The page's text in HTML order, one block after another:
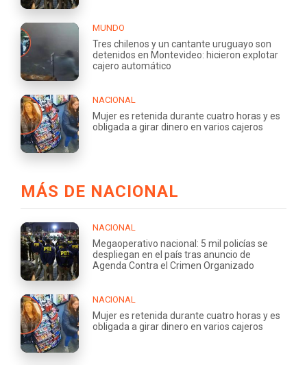
MUNDO
Tres chilenos y un cantante uruguayo son
detenidos en Montevideo: hicieron explotar
cajero automático
NACIONAL
Mujer es retenida durante cuatro horas y es
obligada a girar dinero en varios cajeros
MÁS DE NACIONAL
NACIONAL
Megaoperativo nacional: 5 mil policías se
despliegan en el país tras anuncio de
Agenda Contra el Crimen Organizado
NACIONAL
Mujer es retenida durante cuatro horas y es
obligada a girar dinero en varios cajeros